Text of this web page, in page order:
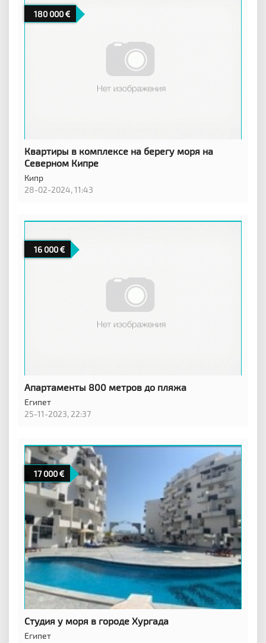
180 000
Квартиры в комплексе на берегу моря на
Северном Кипре
Кипр
28-02-2024, 11:43
16 000
Апартаменты 800 метров до пляжа
Египет
25-11-2023, 22:37
17 000
Студия у моря в городе Хургада
Египет